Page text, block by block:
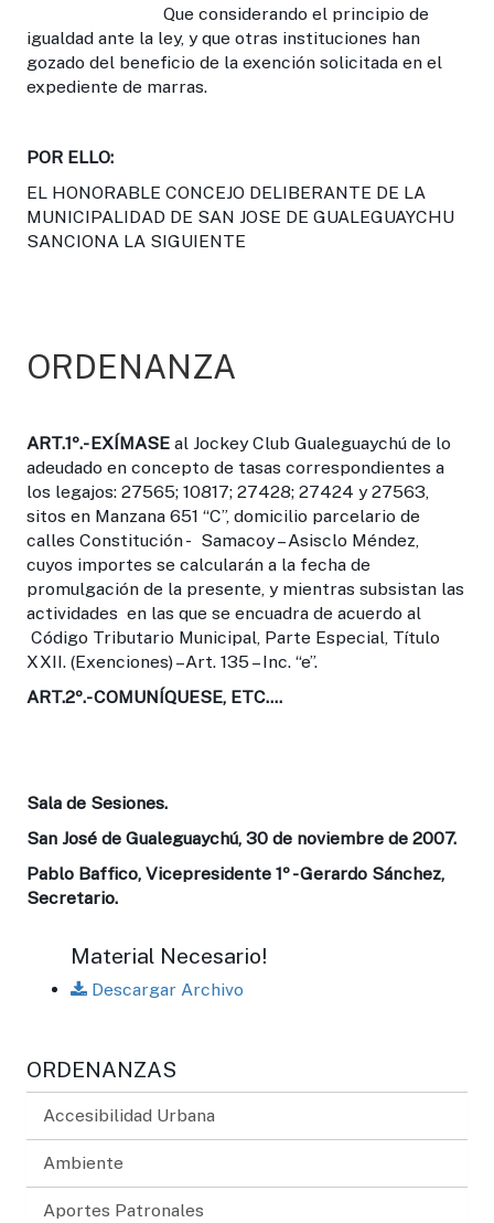
Que considerando el principio de
igualdad ante la ley, y que otras instituciones han
gozado del beneficio de la exención solicitada en el
expediente de marras.
POR ELLO:
EL HONORABLE CONCEJO DELIBERANTE DE LA
MUNICIPALIDAD DE SAN JOSE DE GUALEGUAYCHU
SANCIONA LA SIGUIENTE
ORDENANZA
ART.1º.-EXÍMASE al Jockey Club Gualeguaychú de lo
adeudado en concepto de tasas correspondientes a
los legajos: 27565; 10817; 27428; 27424 y 27563,
sitos en Manzana 651 “C”, domicilio parcelario de
calles Constitución - Samacoy – Asisclo Méndez,
cuyos importes se calcularán a la fecha de
promulgación de la presente, y mientras subsistan las
actividades en las que se encuadra de acuerdo al
Código Tributario Municipal, Parte Especial, Título
XXII. (Exenciones) –Art. 135 – Inc. “e”.
ART.2º.-COMUNÍQUESE, ETC....
Sala de Sesiones.
San José de Gualeguaychú, 30 de noviembre de 2007.
Pablo Baffico, Vicepresidente 1º - Gerardo Sánchez,
Secretario.
Material Necesario!
Descargar Archivo
ORDENANZAS
Accesibilidad Urbana
Ambiente
Aportes Patronales